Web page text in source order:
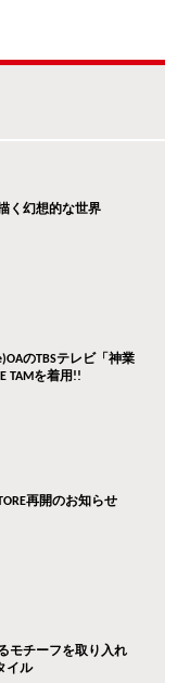
く幻想的な世界
のTBSテレビ「神業
TAMを着用!!
再開のお知らせ
モチーフを取り入れ
イル